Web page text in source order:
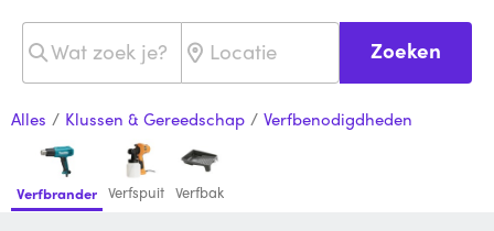
Zoeken
Alles / Klussen & Gereedschap / Verfbenodigdheden
Verfbrander Verfspuit Verfbak